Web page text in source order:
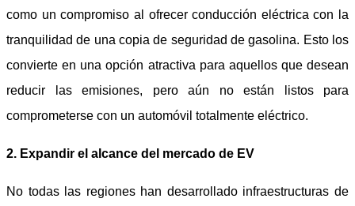
como un compromiso al ofrecer conducción eléctrica con la
tranquilidad de una copia de seguridad de gasolina. Esto los
convierte en una opción atractiva para aquellos que desean
reducir las emisiones, pero aún no están listos para
comprometerse con un automóvil totalmente eléctrico.
2. Expandir el alcance del mercado de EV
No todas las regiones han desarrollado infraestructuras de